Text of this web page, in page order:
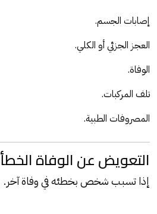
إصابات الجسم.
العجز الجزئي أو الكلي.
الوفاة.
تلف المركبات.
المصروفات الطبية.
التعويض عن الوفاة الخطأ
إذا تسبب شخص بخطئه في وفاة آخر.